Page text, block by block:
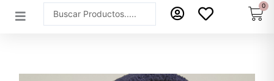
Search
...
0